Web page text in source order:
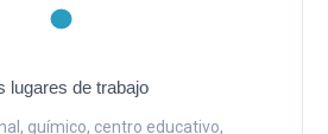
lugares de trabajo
químico, centro educativo,